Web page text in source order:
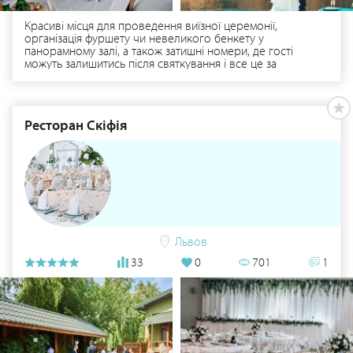
Красиві місця для проведення виїзної церемонії,
організація фуршету чи невеликого бенкету у
панорамному залі, а також затишні номери, де гості
можуть залишитись після святкування і все це за
350 грн. з особи. Деталі за тел..: 0952605010, 0983421800.
База відпочинку «Шепільська» - ідеальне місце для
початку нового життя!
Ресторан Скіфія
Львов
33
0 701 1